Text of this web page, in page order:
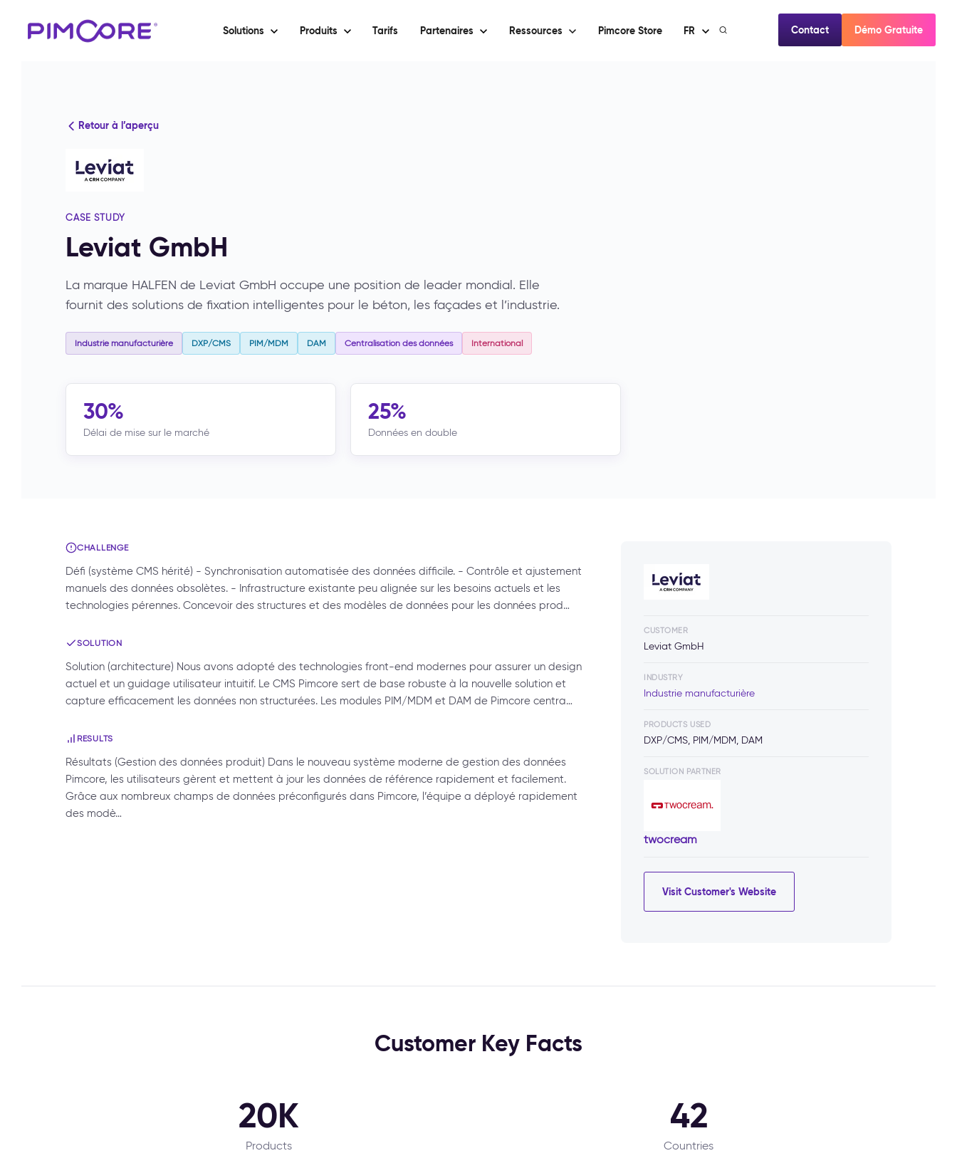
Solutions Produits Tarifs Partenaires Ressources Pimcore Store FR Contact Démo Gratuite
Retour à l’aperçu
CASE STUDY
Leviat GmbH
La marque HALFEN de Leviat GmbH occupe une position de leader mondial. Elle
fournit des solutions de fixation intelligentes pour le béton, les façades et l’industrie.
Industrie manufacturière DXP/CMS PIM/MDM DAM Centralisation des données International
30%
Délai de mise sur le marché
25%
Données en double
CHALLENGE
Défi (système CMS hérité) - Synchronisation automatisée des données difficile. - Contrôle et ajustement
manuels des données obsolètes. - Infrastructure existante peu alignée sur les besoins actuels et les
technologies pérennes. Concevoir des structures et des modèles de données pour les données prod…
SOLUTION
Solution (architecture) Nous avons adopté des technologies front-end modernes pour assurer un design
actuel et un guidage utilisateur intuitif. Le CMS Pimcore sert de base robuste à la nouvelle solution et
capture efficacement les données non structurées. Les modules PIM/MDM et DAM de Pimcore centra…
RESULTS
Résultats (Gestion des données produit) Dans le nouveau système moderne de gestion des données
Pimcore, les utilisateurs gèrent et mettent à jour les données de référence rapidement et facilement.
Grâce aux nombreux champs de données préconfigurés dans Pimcore, l’équipe a déployé rapidement
des modè…
CUSTOMER
Leviat GmbH
INDUSTRY
Industrie manufacturière
PRODUCTS USED
DXP/CMS, PIM/MDM, DAM
SOLUTION PARTNER
twocream
Visit Customer's Website
Customer Key Facts
20K
Products
42
Countries